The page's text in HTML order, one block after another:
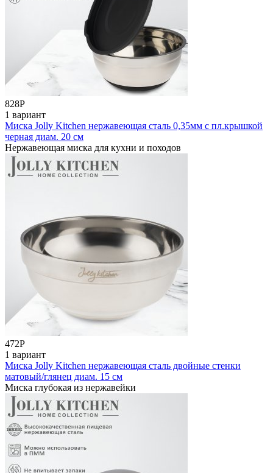
828Р
1 вариант
Миска Jolly Kitchen нержавеющая сталь 0,35мм с пл.крышкой
черная диам. 20 см
Нержавеющая миска для кухни и походов
472Р
1 вариант
Миска Jolly Kitchen нержавеющая сталь двойные стенки
матовый/глянец диам. 15 см
Миска глубокая из нержавейки